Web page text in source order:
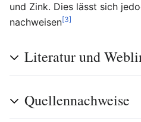
und Zink. Dies lässt sich
nachweisen[3]
Literatur und
Quellennachweise